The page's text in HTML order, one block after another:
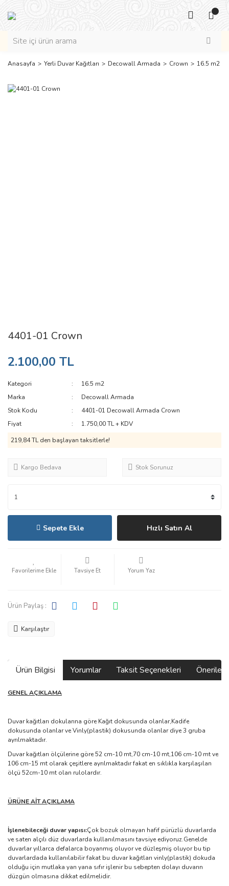
Anasayfa Yerli Duvar Kağıtları Decowall Armada Crown 16.5 m2
4401-01 Crown
2.100,00 TL
Kategori
16.5 m2
Marka
Decowall Armada
Stok Kodu
4401-01 Decowall Armada Crown
Fiyat
1.750,00 TL + KDV
219,84 TL den başlayan taksitlerle!
Kargo Bedava Stok Sorunuz
Sepete Ekle Hızlı Satın Al
Tavsiye Et Yorum Yaz
Ürün Paylaş :
Karşılaştır
Ürün Bilgisi Yorumlar Taksit Seçenekleri
GENEL AÇIKLAMA
Duvar kağıtları dokularına göre Kağıt dokusunda olanlar,Kadife
dokusunda olanlar ve Vinly(plastik) dokusunda olanlar diye 3 gruba
ayrılmaktadır.
Duvar kağıtları ölçülerine göre 52 cm-10 mt,70 cm-10 mt,106 cm-10 mt ve
106 cm-15 mt olarak çeşitlere ayrılmaktadır fakat en sıklıkla karşılaşılan
ölçü 52cm-10 mt olan rulolardır.
ÜRÜNE AİT AÇIKLAMA
İşlenebileceği duvar yapısı:Çok bozuk olmayan hafif pürüzlü duvarlarda
ve saten alçılı düz duvarlarda kullanılmasını tavsiye ediyoruz.Genelde
duvarlar yıllarca defalarca boyanmış oluyor ve düzleşmiş oluyor bu tip
duvarlardada kullanılabilir fakat bu duvar kağıtları vinly(plastik) dokuda
olduğu için mutlaka yan yana sıfır işlenir bu sebepten dolayı duvarın
düzgün olmasına dikkat edilmelidir.